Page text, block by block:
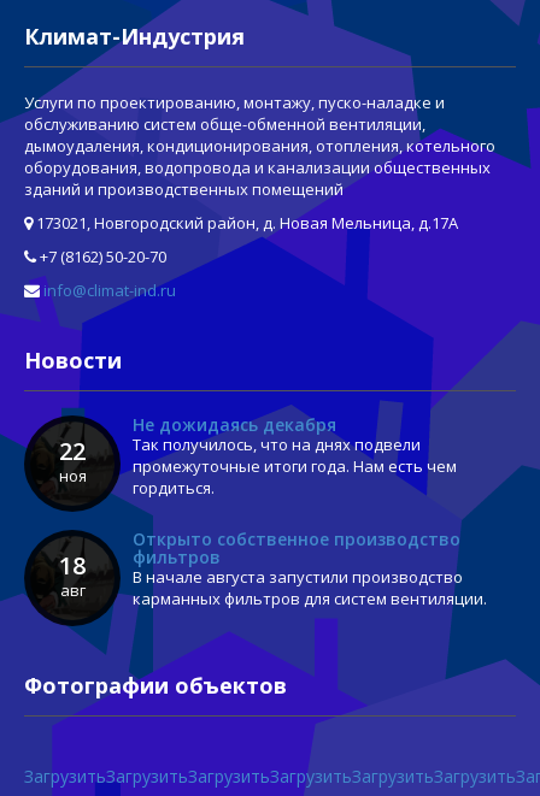
Климат-Индустрия
Услуги по проектированию, монтажу, пуско-наладке и
обслуживанию систем обще-обменной вентиляции,
дымоудаления, кондиционирования, отопления, котельного
оборудования, водопровода и канализации общественных
зданий и производственных помещений
173021, Новгородский район, д. Новая Мельница, д.17А
+7 (8162) 50-20-70
info@climat-ind.ru
Новости
22
ноя
Не дожидаясь декабря
Так получилось, что на днях подвели
промежуточные итоги года. Нам есть чем
гордиться.
18
авг
Открыто собственное производство
фильтров
В начале августа запустили производство
карманных фильтров для систем вентиляции.
Фотографии объектов
ЗагрузитьЗагрузитьЗагрузитьЗагрузитьЗагрузитьЗагрузить